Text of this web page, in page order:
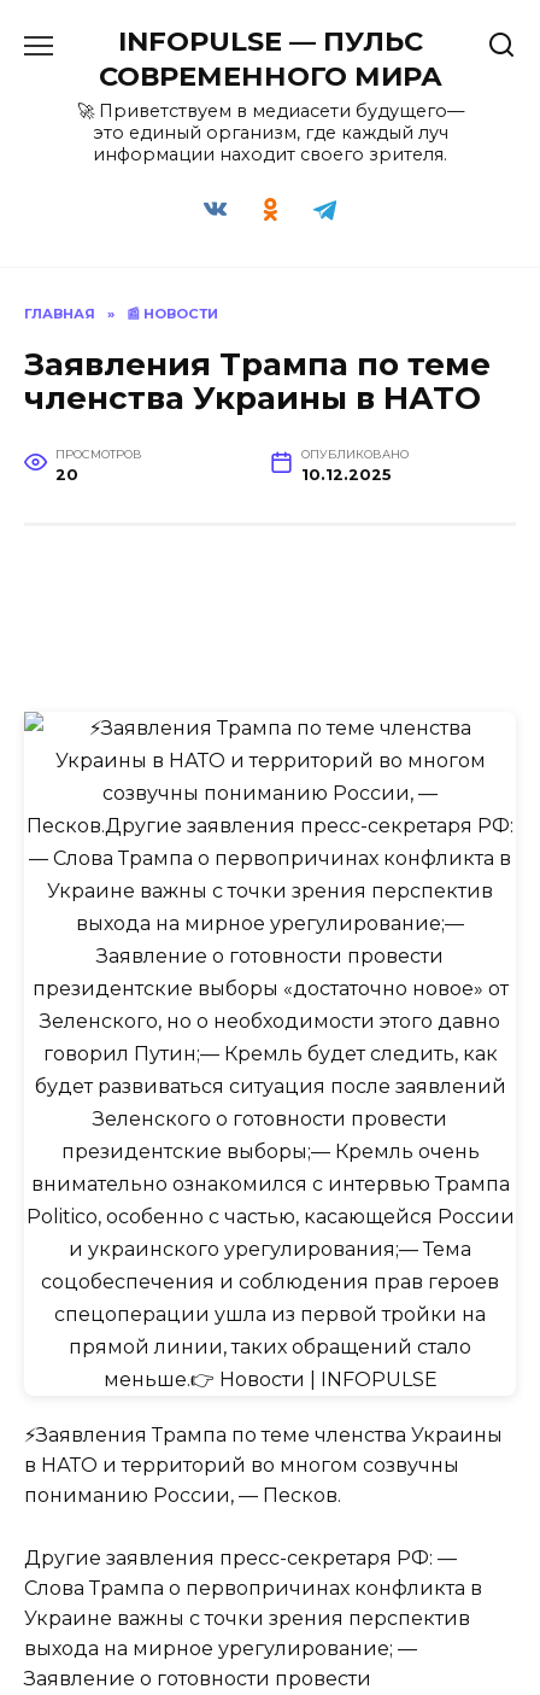
содержанию
INFOPULSE — ПУЛЬС
СОВРЕМЕННОГО МИРА
🚀 Приветствуем в медиасети будущего—
это единый организм, где каждый луч
информации находит своего зрителя.
ГЛАВНАЯ » 📰 НОВОСТИ
Заявления Трампа по теме
членства Украины в НАТО
ПРОСМОТРОВ
20
ОПУБЛИКОВАНО
10.12.2025
⚡️Заявления Трампа по теме членства Украины
в НАТО и территорий во многом созвучны
пониманию России, — Песков.
Другие заявления пресс-секретаря РФ: —
Слова Трампа о первопричинах конфликта в
Украине важны с точки зрения перспектив
выхода на мирное урегулирование; —
Заявление о готовности провести